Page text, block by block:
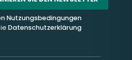
Nutzungsbedingungen
Datenschutzerklärung